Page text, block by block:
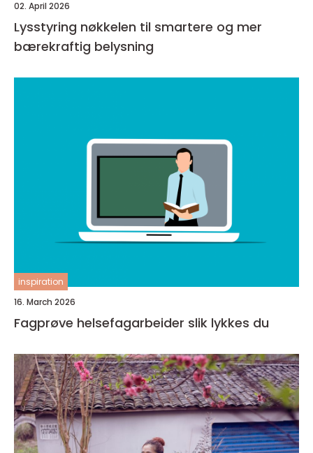
02. April 2026
Lysstyring nøkkelen til smartere og mer
bærekraftig belysning
inspiration
16. March 2026
Fagprøve helsefagarbeider slik lykkes du